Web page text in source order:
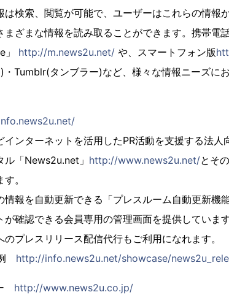
検索、閲覧が可能で、ユーザーはこれらの情報
ざまな情報を読み取ることができます。携帯電
」 http://m.news2u.net/ や、スマートフォン版
Tumblr(タンブラー)など、様々な情報ニーズに
ンターネットを活用したPR活動を支援する法人
「News2u.net」 http://www.news2u.net/とそ
。
情報を自動更新できる「プレスルーム自動更新機
確認できる会員専用の管理画面を提供していま
プレスリリース配信代行もご利用になれます。
http://info.news2u.net/showcase/
http://www.news2u.co.jp/